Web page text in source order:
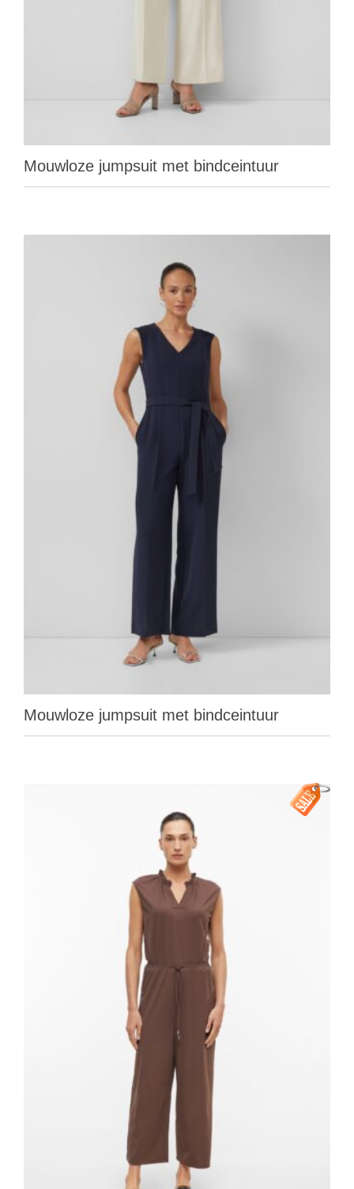
Mouwloze jumpsuit met bindceintuur
Mouwloze jumpsuit met bindceintuur